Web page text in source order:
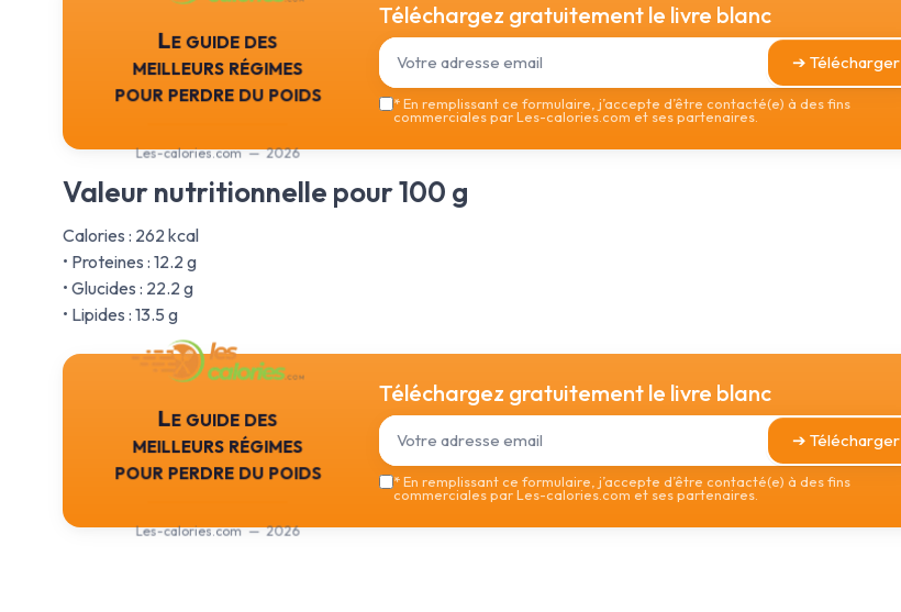
Le guide des
meilleurs régimes
pour perdre du poids
Les-calories.com — 2026
Téléchargez gratuitement le livre blanc
➔ Télécharger
*En remplissant ce formulaire, j’accepte d’être contacté(e) à des fins
commerciales par Les-calories.com et ses partenaires.
Valeur nutritionnelle pour 100 g
Calories : 262 kcal
• Proteines : 12.2 g
• Glucides : 22.2 g
• Lipides : 13.5 g
Le guide des
meilleurs régimes
pour perdre du poids
Les-calories.com — 2026
Téléchargez gratuitement le livre blanc
➔ Télécharger
*En remplissant ce formulaire, j’accepte d’être contacté(e) à des fins
commerciales par Les-calories.com et ses partenaires.